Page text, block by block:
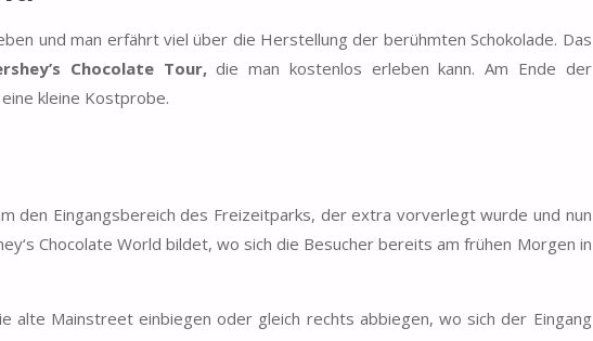
und man erfährt viel über die Herstellung der berühmten Schokolade. Das
Chocolate Tour,die man kostenlos erleben kann. Am Ende der
kleine Kostprobe.
den Eingangsbereich des Freizeitparks, der extra vorverlegt wurde und nun
Chocolate World bildet, wo sich die Besucher bereits am frühen Morgen in
alte Mainstreet einbiegen oder gleich rechts abbiegen, wo sich der Eingang